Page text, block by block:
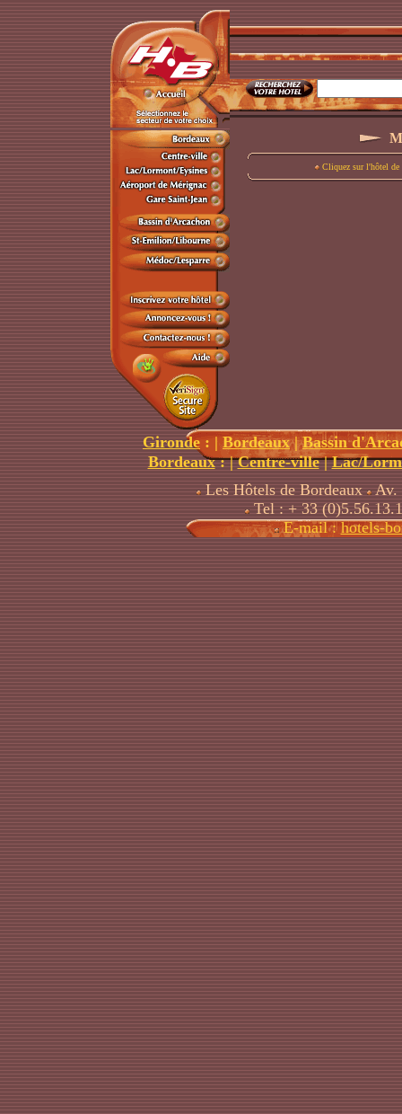
Cliquez sur l'hôtel de
Gironde : | Bordeaux|Bassin
Bordeaux: |Centre-ville|Lac/
Les Hôtels de Bordeaux Av.
Tel : + 33
E-mail :hotels-